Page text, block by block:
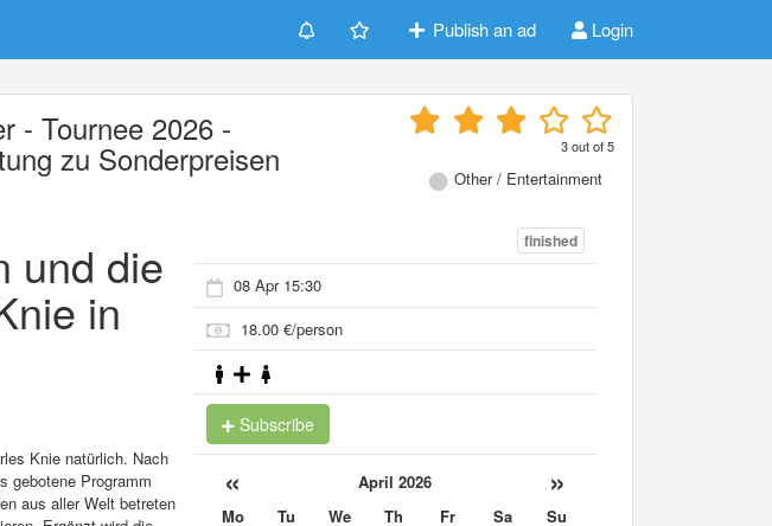
Publish an ad Login
- Tournee 2026 -
zu Sonderpreisen 3out of5
Other / Entertainment
und die
in
Knie natürlich. Nach
gebotene Programm
aus aller Welt betreten
finished
08 Apr 15:30
18.00 €/person
Subscribe
« April 2026 »
Mo Tu We Th Fr Sa
Su